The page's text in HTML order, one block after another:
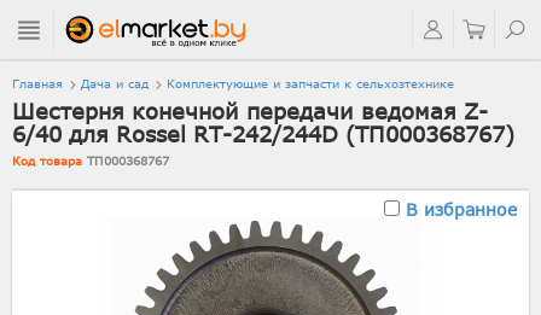
Главная Дача и сад Комплектующие и запчасти к сельхозтехнике
Шестерня конечной передачи ведомая Z-
6/40 для Rossel RT-242/244D (ТП000368767)
Код товара ТП000368767
В избранное